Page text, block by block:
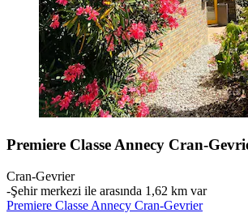
Premiere Classe Annecy Cran-
Cran-Gevrier
‐Şehir merkezi ile arasında 1,62 km var
Premiere Classe Annecy Cran-Gevrier